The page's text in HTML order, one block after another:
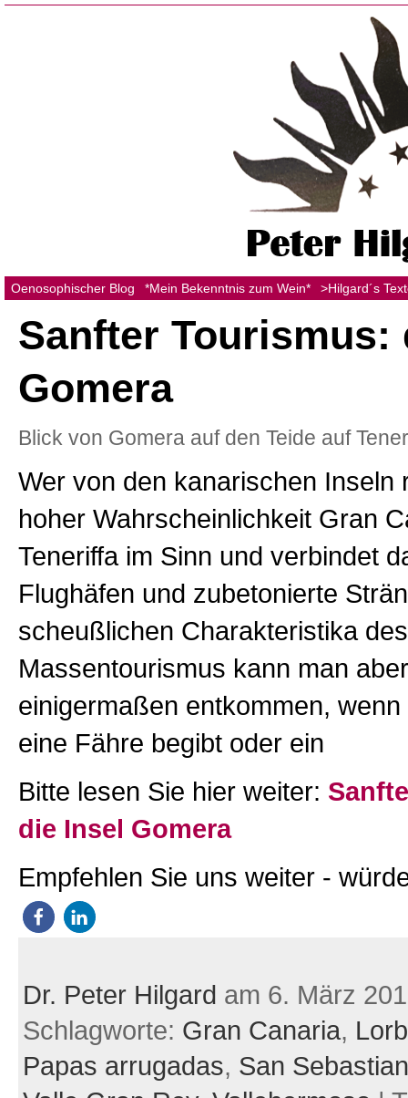
Oenosophischer Blog *Mein Bekenntnis zum Wein* >Hilgard´s
Sanfter Tourismus:
Gomera
Blick von Gomera auf den Teide auf
Wer von den kanarischen Inseln
hoher Wahrscheinlichkeit Gran
Teneriffa im Sinn und verbindet
Flughäfen und zubetonierte
scheußlichen Charakteristika
Massentourismus kann man
einigermaßen entkommen,
eine Fähre begibt oder ein
Bitte lesen Sie hier weiter:
die Insel Gomera
Empfehlen Sie uns weiter -
Dr. Peter Hilgard am 6. März
Schlagworte: Gran Canaria,
Papas arrugadas, San Sebastian